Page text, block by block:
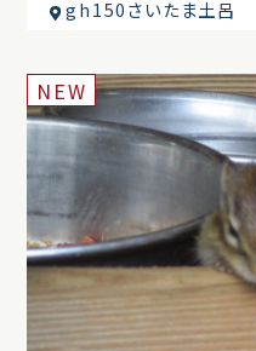
gh150さいたま土呂
NEW